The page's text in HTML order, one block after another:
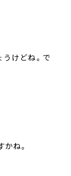
けどね。で
ね。